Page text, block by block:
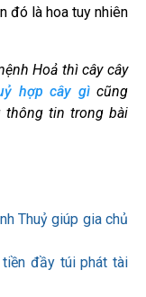
đó là hoa tuy nhiên
Hoả thì cây cây
hợp cây gìcũng
thông tin trong bài
Thuỷ giúp gia chủ
đầy túi phát tài